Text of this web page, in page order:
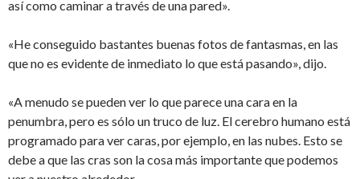
así como caminar a través de una pared».
«He conseguido bastantes buenas fotos de fantasmas, en las
que no es evidente de inmediato lo que está pasando», dijo.
«A menudo se pueden ver lo que parece una cara en la
penumbra, pero es sólo un truco de luz. El cerebro humano está
programado para ver caras, por ejemplo, en las nubes. Esto se
debe a que las cras son la cosa más importante que podemos